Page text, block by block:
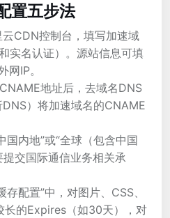
置五步法
CDN控制台，填写加速域
实名认证）。源站信息可填
网IP。
地址后，去域名DNS
）将加速域名的CNAME
国内地”或“全球（包含中国
交国际通信业务相关承
配置”中，对图片、CSS、
长的Expires（如30天），对